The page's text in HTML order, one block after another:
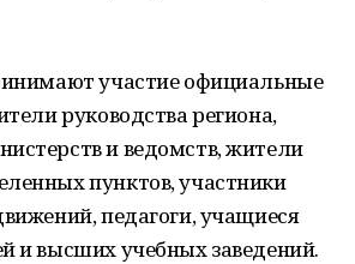
участие официальные
руководства региона,
и ведомств, жители
пунктов, участники
педагоги, учащиеся
и высших учебных заведений.